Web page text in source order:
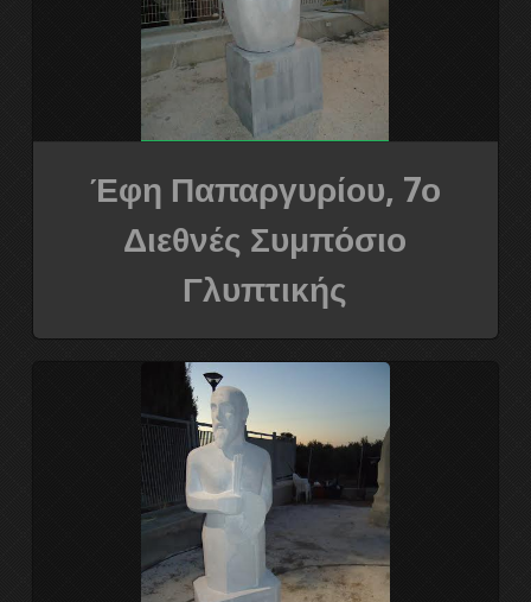
Έφη Παπαργυρίου, 7ο
Διεθνές Συμπόσιο
Γλυπτικής